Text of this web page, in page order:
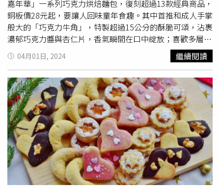
來台日融合的「焙茶米香香草冰淇淋」、「珍珠日式焙茶鬆
餅」等4款適合午茶的推薦點心、飲品；同樣位在國家歌劇
院內的「CHER AQUA 蒔. 瀞」則精選宮崎縣獨特水果釀造
的「井上酒造 平兵衛醋利口酒」、「井上酒造 檸檬利口
酒」，分別帶來交融茶、果、酒香的「荔枝普洱柚子茶
酒」、「荔枝白茶檸檬酒」。脂.板前炭火燒肉設計的「月
見生牛肉」。（480元，圖／宮崎物產祭提供）另外在台中
享有高知名度的「脂板前」系列，目前有「脂.板前炭火燒
肉」、「鮨脂板前酒肴」、「脂板前鍋物」三大風格料理。
以京都老宅風呈現的「脂.板前炭火燒肉」，吃得到搭佐富
含梅子紫蘇風味的木村梅漬蘿蔔乾的「月見生牛肉」、還有
搭配宮崎辣味噌的人氣品項「老饕和牛盛和」；宛如深夜食
堂的「鮨脂板前酒肴」則可品嘗到拌入酸甜日向夏柑橘醬的
「日向夏鰤魚沙拉」、佐特製宮崎辛味增醬的炭燒料理「辛
味噌小里肌」等；主打一蟹多吃的「脂板前鍋物」推出「九
州築地 養殖櫻鱒」直送的鍋物料理、以及酥炸延岡野生
系福袋也在網友敲碗下強勢回歸，推出新款「花財滿福
袋」，外袋為貼心的多功能保冷袋設計，今年還調整福袋尺
寸，讓整體更加方便好攜帶。內含6入財福創意紅包袋爆米
花，兩款搶手口味紅玉拿鐵、義式黑松露也加碼重新推出，
財福創意包裝相信也會讓你成為全場焦點。還有新年桌上總
要來點喜氣的開運招財小物，星球工坊也準備了4款創意爆
米花紅包袋，讓你不管放在哪裡都能招來財運。即日起～
12/31至星球工坊官網不限金額下單，即贈創意紅包袋爆米
花乙包 （4款隨機出貨），優惠詳情可上星球工坊官網查
詢。※飲酒過量，有害健康，未滿18歲請勿飲酒。
品、購物金及優惠券等多項豐富獎品等著大家抱回家。抽獎
活動詳情如下：● 活動時間：2024年10月4日起至2024
年11月28日止● 參加方式：於活動期間在喜互惠超市消
費滿300元，即可獲得1次抽獎機會● 頭獎：捷安特電動
輔助自行車(每週抽1名)● 其他獎品：3C家電、購物
金、各項優惠券等期待顧客的參與「我們希望週年慶活動不
僅能為顧客帶來驚喜，也能喚起大家對於環保的重視！」喜
互惠生鮮超市最後強調，「每一個小行動都能積累成大的變
化，讓我們一起攜手打造永續新生活，迎接更美好的家
園。」透過這些努力，喜互惠生鮮超市希望能成為引領宜蘭
在地永續發展的典範，讓消費者在享受購物樂趣的同時，也
能夠為自己的家園及地球盡一份心力。
嘉年華」一系列巧克力烘焙麵包，復刻超過13款經典商品，
銅板價28元起，要讓人回味童年食趣。其中首推和成人手掌
般大的「巧克力牛角」，特製超過15公分的酥脆可頌，沾裹
濃郁巧克力醬與杏仁片，香氣瞬間在口中綻放；喜歡多層次
的螞蟻人必選「巧克力香橙」，以大理石年輪麵包夾入特製
香橙醬和可可內餡，最外層還裹上微甜而不膩的巧克力醬；
隱藏版「可可波羅蛋塔」也是需手刀搶購的商品之一，以香
滑蛋塔搭配濃郁的巧克力千層波羅，微甜、微鹹組合絕妙。
4/14前購買「可可嘉年華」系列商品，滿額再贈限量「巧克
力啾啾」造型麵包。（圖／普諾麵包坊．忠孝店提供）為讓
民眾有幸福加倍的感覺，麵包坊此次特別加碼，4/14前於門
市結帳巧克力麵包系列品項，滿額再贈限量「巧克力啾啾」
造型麵包乙顆；4/15至4/30凡購買巧克力麵包任選2件95
折、3件以上9折，荷包不失血。詳情可上網
（https://www.facebook.com/PozzoBakery/）查詢。
Smille駁二特區旗艦店以代表品牌Logo的「S型吧檯」為主
04月01日, 2024 繼續閱讀